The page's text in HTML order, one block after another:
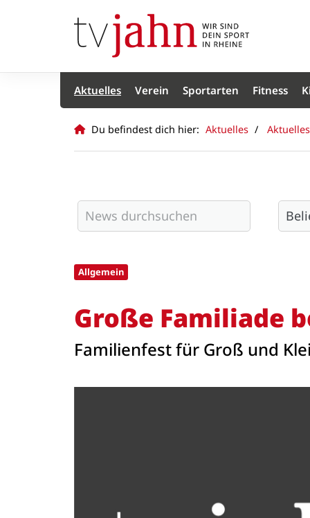
Aktuelles Verein Sportarten Fitness
Du befindest dich hier: Aktuelles Aktuelles
Allgemein
Große Familiade
Familienfest für Groß und